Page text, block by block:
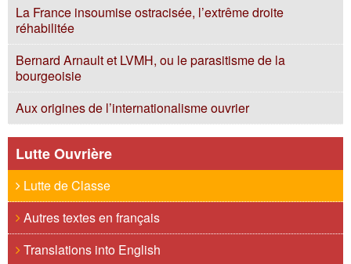
La France insoumise ostracisée, l’extrême droite
réhabilitée
Bernard Arnault et LVMH, ou le parasitisme de la
bourgeoisie
Aux origines de l’internationalisme ouvrier
Lutte Ouvrière
Lutte de Classe
Autres textes en français
Translations into English